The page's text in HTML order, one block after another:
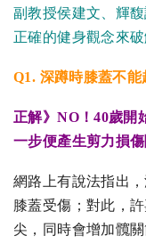
副教授侯建文、輝
正確的健身觀念來破
Q1. 深蹲時膝蓋不能
正解》NO！40歲開
一步便產生剪力​損
網路上有說法指出
膝蓋受傷；對此，
尖，同時會增加髖